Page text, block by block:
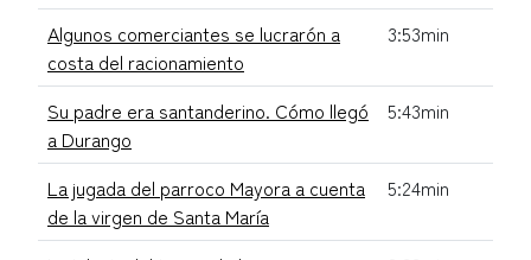
Algunos comerciantes se lucrarón a
costa del racionamiento
3:53min
Su padre era santanderino. Cómo llegó
a Durango
5:43min
La jugada del parroco Mayora a cuenta
de la virgen de Santa María
5:24min